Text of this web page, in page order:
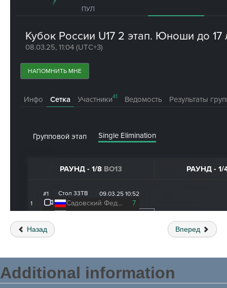
Назад Вперед
Additional information